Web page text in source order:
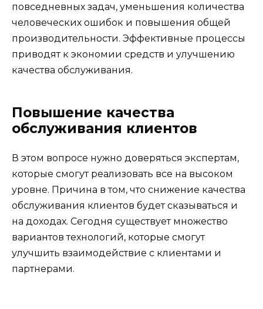
повседневных задач, уменьшения количества
человеческих ошибок и повышения общей
производительности. Эффективные процессы
приводят к экономии средств и улучшению
качества обслуживания.
Повышение качества
обслуживания клиентов
В этом вопросе нужно доверяться экспертам,
которые смогут реализовать все на высоком
уровне. Причина в том, что снижение качества
обслуживания клиентов будет сказываться и
на доходах. Сегодня существует множество
вариантов технологий, которые смогут
улучшить взаимодействие с клиентами и
партнерами.